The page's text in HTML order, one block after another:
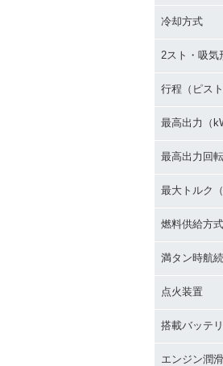
1999年 JOG
冷却方式
2スト・吸気
行程（ピス
最高出力（
最高出力回
最大トルク（
燃料供給方式
満タン時航
点火装置
搭載バッテ
エンジン潤